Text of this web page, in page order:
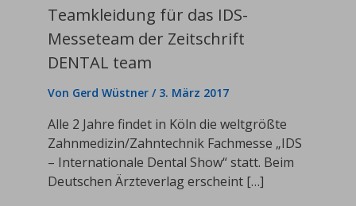
Teamkleidung für das IDS-
Messeteam der Zeitschrift
DENTAL team
Von Gerd Wüstner / 3. März 2017
Alle 2 Jahre findet in Köln die weltgrößte
Zahnmedizin/Zahntechnik Fachmesse „IDS
– Internationale Dental Show“ statt. Beim
Deutschen Ärzteverlag erscheint […]